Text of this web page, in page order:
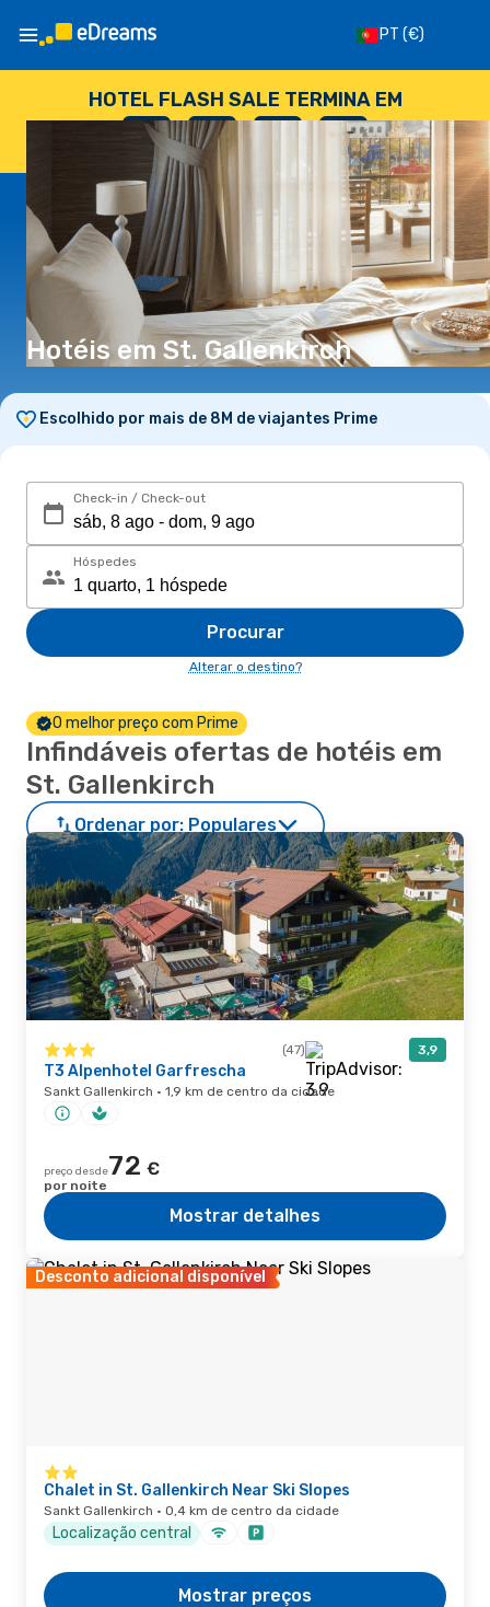
PT (€)
HOTEL FLASH SALE TERMINA EM
--
DIAS
: --
HORAS
: --
SEGUNDOS
Hotéis em St. Gallenkirch
Escolhido por mais de 8M de viajantes Prime
Check-in / Check-out
Hóspedes
Procurar
Alterar o destino?
O melhor preço com Prime
Infindáveis ofertas de hotéis em
St. Gallenkirch
Ordenar por: Populares
(47) 3,9
T3 Alpenhotel Garfrescha
Sankt Gallenkirch · 1,9 km de centro da cidade
preço desde72 €
por noite
Mostrar detalhes
Desconto adicional disponível
Chalet in St. Gallenkirch Near Ski Slopes
Sankt Gallenkirch · 0,4 km de centro da cidade
Localização central
Mostrar preços